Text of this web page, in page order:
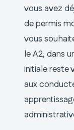
vous avez
de permis
vous
le A2, dans
initiale reste
aux